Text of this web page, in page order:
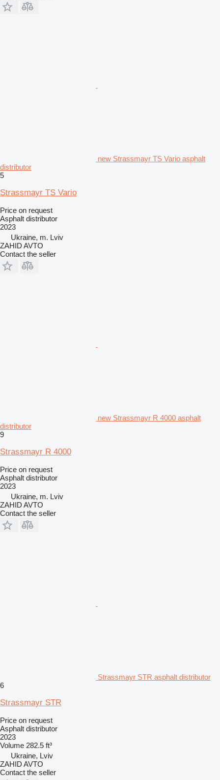
new Strassmayr TS Vario asphalt
distributor
5
Strassmayr TS Vario
Price on request
Asphalt distributor
2023
Ukraine, m. Lviv
ZAHID AVTO
Contact the seller
new Strassmayr R 4000 asphalt
distributor
9
Strassmayr R 4000
Price on request
Asphalt distributor
2023
Ukraine, m. Lviv
ZAHID AVTO
Contact the seller
Strassmayr STR asphalt distributor
6
Strassmayr STR
Price on request
Asphalt distributor
2023
Volume 282.5 ft³
Ukraine, Lviv
ZAHID AVTO
Contact the seller